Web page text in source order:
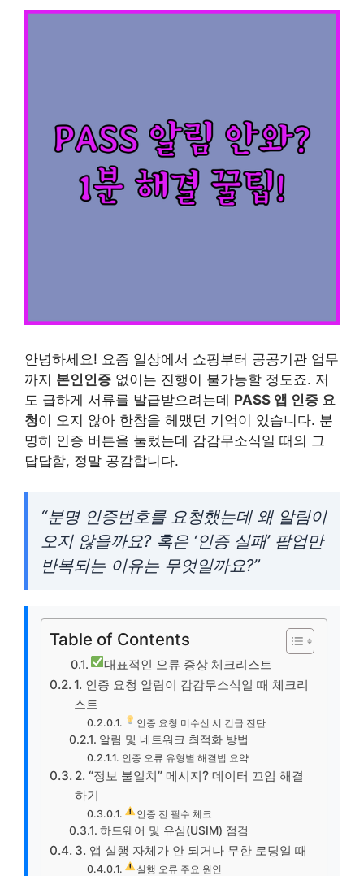
안녕하세요! 요즘 일상에서 쇼핑부터 공공기관 업무
까지 본인인증 없이는 진행이 불가능할 정도죠. 저
도 급하게 서류를 발급받으려는데 PASS 앱 인증 요
청이 오지 않아 한참을 헤맸던 기억이 있습니다. 분
명히 인증 버튼을 눌렀는데 감감무소식일 때의 그
답답함, 정말 공감합니다.
“분명 인증번호를 요청했는데 왜 알림이
오지 않을까요? 혹은 ‘인증 실패’ 팝업만
반복되는 이유는 무엇일까요?”
Table of Contents
대표적인 오류 증상 체크리스트
1. 인증 요청 알림이 감감무소식일 때 체크리
스트
인증 요청 미수신 시 긴급 진단
알림 및 네트워크 최적화 방법
인증 오류 유형별 해결법 요약
2. “정보 불일치” 메시지? 데이터 꼬임 해결
하기
인증 전 필수 체크
하드웨어 및 유심(USIM) 점검
3. 앱 실행 자체가 안 되거나 무한 로딩일 때
실행 오류 주요 원인